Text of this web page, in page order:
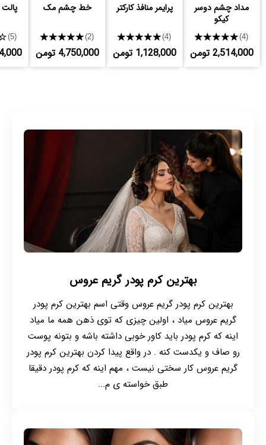
مداد چشم دوسر
کیکو
★★★★★(4)
2,514,000 تومن
پرایمر منافذ کارکتر
★★★★★(4)
1,128,000 تومن
خط چشم مک
★★★★★(2)
4,750,000 تومن
(5)
بهترین کرم پودر گریم عروس
بهترین کرم پودر گریم عروس وقتی اسم بهترین کرم پودر
گریم عروس میاد ، اولین چیزی که توی ذهن همه ما میاد
اینه که کرم پودر باید کاور خوبی داشته باشه و بتونه پوست
رو صاف و یکدست کنه . در واقع پیدا کردن بهترین کرم پودر
گریم عروس کار سختی نیست ، مهم اینه که کرم پودر دقیقا
طبق خواسته ی م...